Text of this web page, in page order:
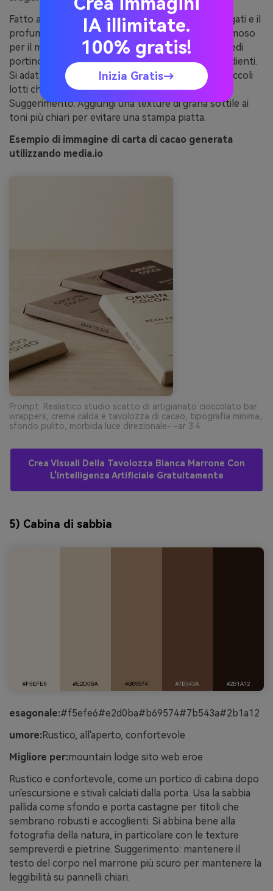
Fatto a mano e a terra, come involucri di carta piegati e il
profumo di puntini di cacao. Mantieni il bianco cremoso
per il marchio del marchio e lascia che i marroni medi
portino il lavoro del modello e i blocchi degli ingredienti.
Si adatta a imballaggi, etichette e set regalo per piccoli
lotti che necessitano di un aspetto artigianale.
Suggerimento: Aggiungi una texture di grana sottile ai
toni più chiari per evitare una stampa piatta.
Esempio di immagine di carta di cacao generata
utilizzando media.io
Prompt: Realistico studio scatto di artigianato cioccolato bar
wrappers, crema calda e tavolozza di cacao, tipografia minima,
sfondo pulito, morbida luce direzionale- -ar 3:4
Crea Visuali Della Tavolozza Bianca Marrone Con
L'intelligenza Artificiale Gratuitamente
5) Cabina di sabbia
esagonale:#f5efe6#e2d0ba#b69574#7b543a#2b1a12
umore:Rustico, all'aperto, confortevole
Migliore per:mountain lodge sito web eroe
Rustico e confortevole, come un portico di cabina dopo
un'escursione e stivali calciati dalla porta. Usa la sabbia
pallida come sfondo e porta castagne per titoli che
sembrano robusti e accoglienti. Si abbina bene alla
fotografia della natura, in particolare con le texture
sempreverdi e pietrine. Suggerimento: mantenere il
testo del corpo nel marrone più scuro per mantenere la
leggibilità su pannelli chiari.
IA illimitate.
100% gratis!
Inizia Gratis→